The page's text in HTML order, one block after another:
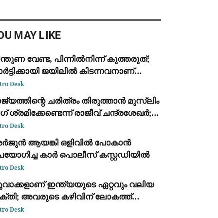
MAY LIKE
വേണ്ട, പിന്നിൽനിന്ന് കുത്തരുത്;
ജയിലിൽ കിടന്നവനാണ്
എം.വി. ജയരാജന് മറുപടിയുമായി
ആയങ്കി
Desk
ചരിത്രം തിരുത്താൻ മുസ്ലിം
ശ്രമിക്കേണ്ടെന്ന് രാജീവ് ചന്ദ്രശേഖർ;
ചോദ്യ വിവാദത്തിൽ ശക്തമായ
Desk
ആയങ്കി ഒളിവിൽ പോകാൻ
കാർ പൊലീസ് കസ്റ്റഡിയിൽ
Desk
ഇന്ത്യയുടെ ഏറ്റവും വലിയ
അവരുടെ കഴിവിന് ലോകത്ത്
രാഹുൽ ഗാന്ധി
Desk